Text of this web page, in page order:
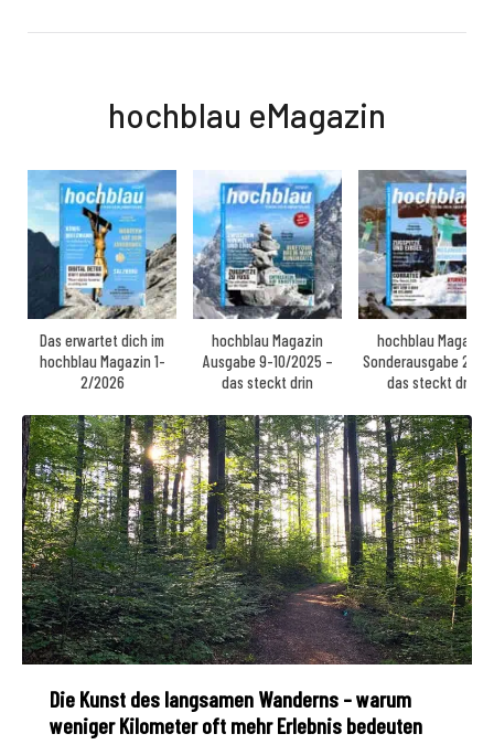
hochblau eMagazin
Das erwartet dich im
hochblau Magazin 1-
2/2026
hochblau Magazin
Ausgabe 9-10/2025 –
das steckt drin
hochblau Magazin
Sonderausgabe
das steckt drin
Die Kunst des langsamen Wanderns – warum
weniger Kilometer oft mehr Erlebnis bedeuten